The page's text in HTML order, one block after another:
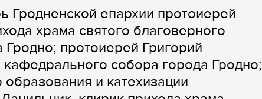
Гродненской епархии протоиерей
храма святого благоверного
протоиерей Григорий
собора города Гродно;
и катехизации